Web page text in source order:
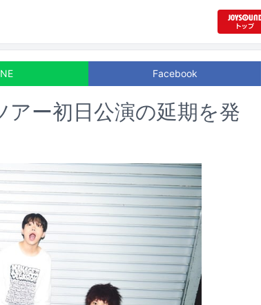
Facebook
アー初日公演の延期を発